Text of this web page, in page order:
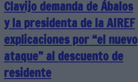
Clavijo demanda de Ábalos
y la presidenta de la AIREF
explicaciones por “el nuevo
ataque” al descuento de
residente